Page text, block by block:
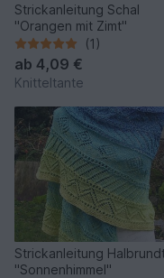
Strickanleitung Schal
"Orangen mit Zimt"
(1)
ab 4,09 €
Knitteltante
Strickanleitung
"Sonnenhimmel"